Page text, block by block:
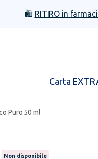
🛍️ RITIRO in
Carta
Puro 50 ml
Non disponibile